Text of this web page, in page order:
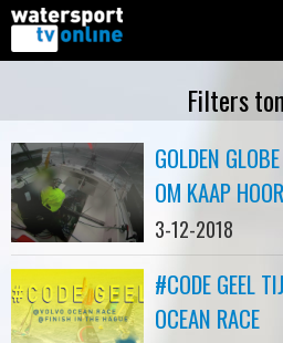
Motorboot-sloep
Home
Filters
GOLDEN
OM KAAP
3-12-2018
#CODE GEEL
OCEAN RACE